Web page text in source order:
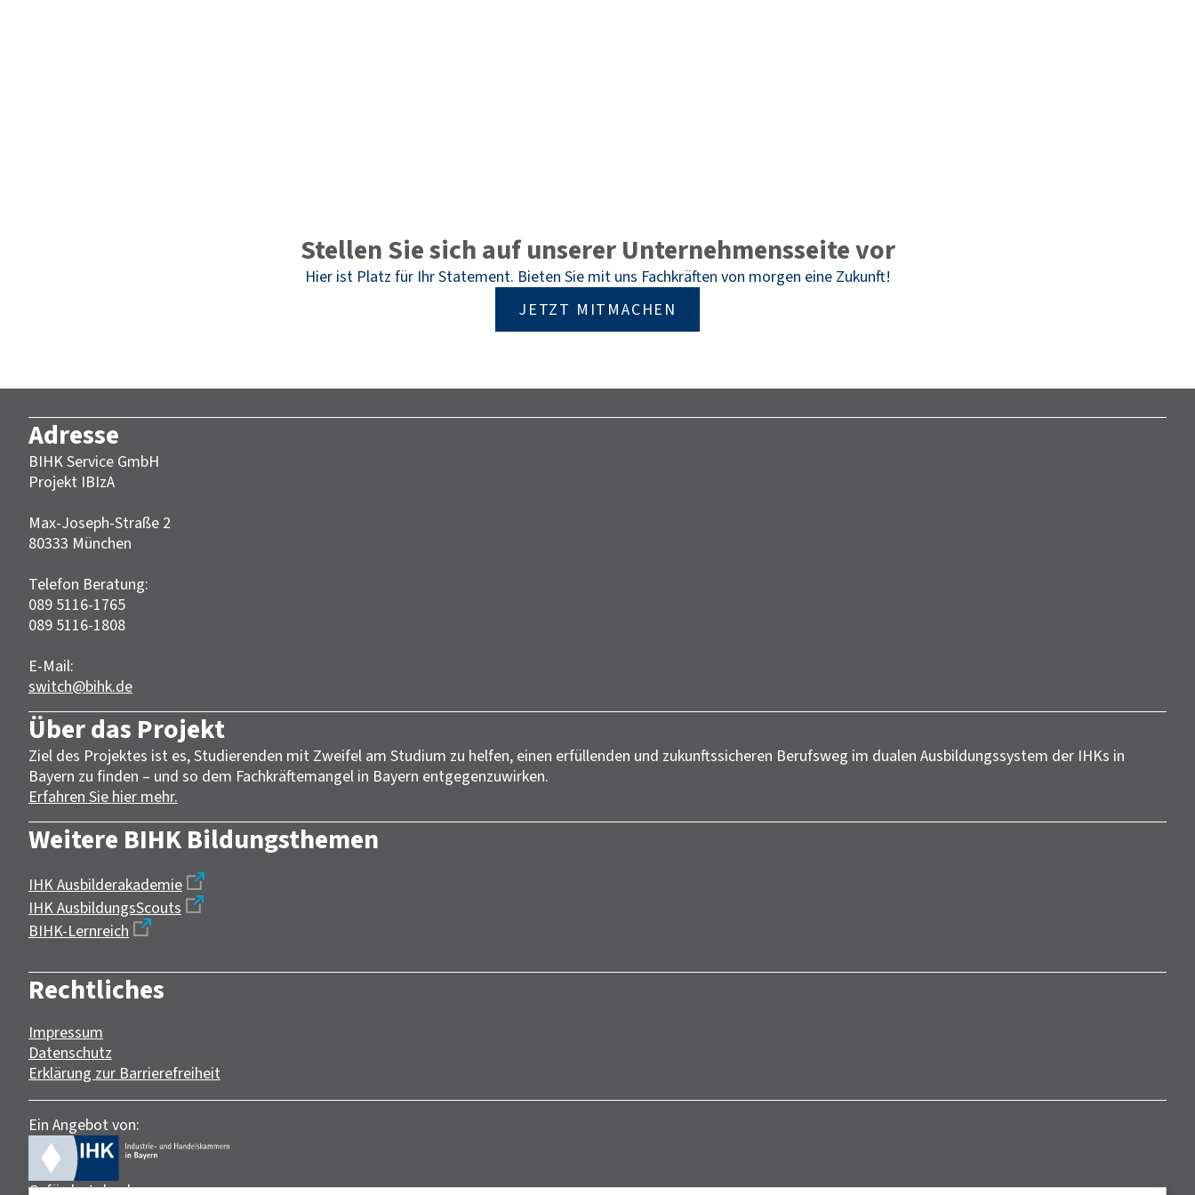
Stellen Sie sich auf unserer Unternehmensseite vor
Hier ist Platz für Ihr Statement. Bieten Sie mit uns Fachkräften von morgen eine Zukunft!
JETZT MITMACHEN
Adresse
BIHK Service GmbH
Projekt IBIzA
Max-Joseph-Straße 2
‎80333 München‎‎
Telefon Beratung:
089 5116-1765
089 5116-1808
E-Mail:
switch@bihk.de
Über das Projekt
Ziel des Projektes ist es, Studierenden mit Zweifel am Studium zu helfen, einen erfüllenden und zukunftssicheren Berufsweg im dualen Ausbildungssystem der IHKs in
Bayern zu finden – und so dem Fachkräftemangel in Bayern entgegenzuwirken.
Erfahren Sie hier mehr.
Weitere BIHK Bildungsthemen
IHK Ausbilderakademie
IHK AusbildungsScouts
BIHK-Lernreich
Rechtliches
Impressum
Datenschutz
Erklärung zur Barrierefreiheit
Ein Angebot von:
Gefördert durch: